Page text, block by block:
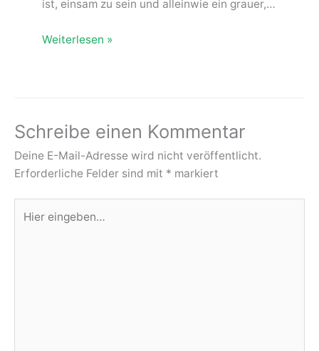
ist, einsam zu sein und alleinwie ein grauer,…
Weiterlesen »
Schreibe einen Kommentar
Deine E-Mail-Adresse wird nicht veröffentlicht.
Erforderliche Felder sind mit * markiert
eingeben…